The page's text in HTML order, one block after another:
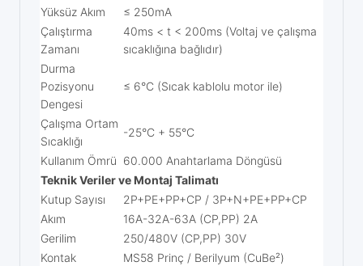
Yüksüz Akım
≤ 250mA
Çalıştırma
Zamanı
40ms < t < 200ms (Voltaj ve çalışma
sıcaklığına bağlıdır)
Durma
Pozisyonu
Dengesi
≤ 6°C (Sıcak kablolu motor ile)
Çalışma Ortam
Sıcaklığı
-25°C + 55°C
Kullanım Ömrü 60.000 Anahtarlama Döngüsü
Teknik Veriler ve Montaj Talimatı
Kutup Sayısı
2P+PE+PP+CP / 3P+N+PE+PP+CP
Akım
16A-32A-63A (CP,PP) 2A
Gerilim
250/480V (CP,PP) 30V
Kontak
MS58 Prinç / Berilyum (CuBe²)